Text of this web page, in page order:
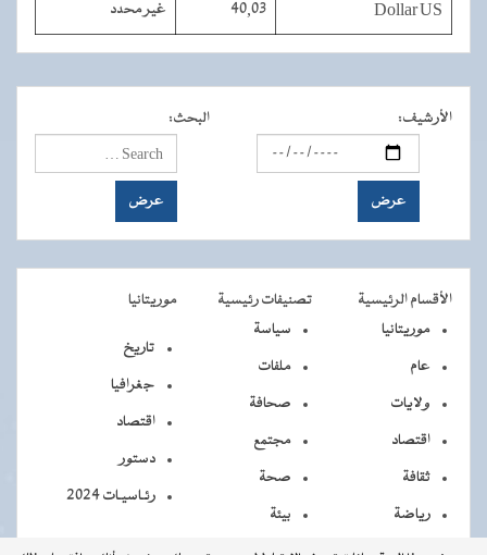
Dollar US
40,03 غير محدد
الأرشيف: البحث:
الأقسام الرئيسية تصنيفات رئيسية
موريتانيا
موريتانيا
عام
ولايات
اقتصاد
ثقافة
رياضة
سياسة
ملفات
صحافة
مجتمع
صحة
بيئة
تاريخ
جغرافيا
اقتصاد
دستور
رئـاسيـات 2024